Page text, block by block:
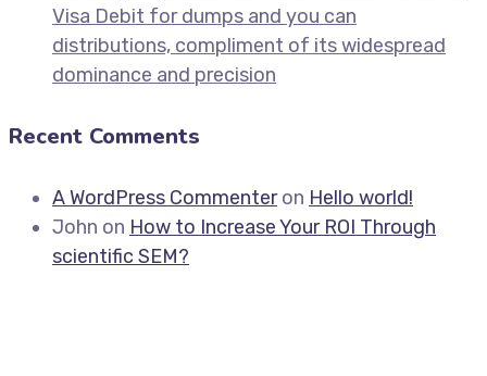
Visa Debit for dumps and you can
distributions, compliment of its widespread
dominance and precision
Recent Comments
A WordPress Commenteron Hello world!
John on How to Increase Your ROI Through
scientific SEM?